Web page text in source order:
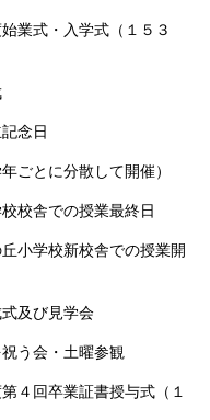
式・入学式（１５３
念日
とに分散して開催）
校舎での授業最終日
学校新校舎での授業開
及び見学会
う会・土曜参観
回卒業証書授与式（１